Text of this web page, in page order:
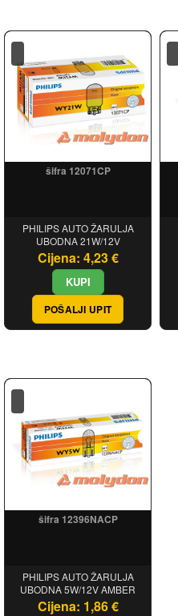
šifra 12071CP
PHILIPS AUTO ŽARULJA
UBODNA 21W/12V
Cijena: 4,23 €
POŠALJI UPIT
šifra 12396NACP
PHILIPS AUTO ŽARULJA
UBODNA 5W/12V AMBER
Cijena: 1,86 €